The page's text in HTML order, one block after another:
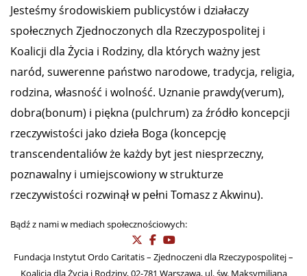
Jesteśmy środowiskiem publicystów i działaczy
społecznych Zjednoczonych dla Rzeczypospolitej i
Koalicji dla Życia i Rodziny, dla których ważny jest
naród, suwerenne państwo narodowe, tradycja, religia,
rodzina, własność i wolność. Uznanie prawdy(verum),
dobra(bonum) i piękna (pulchrum) za źródło koncepcji
rzeczywistości jako dzieła Boga (koncepcję
transcendentaliów że każdy byt jest niesprzeczny,
poznawalny i umiejscowiony w strukturze
rzeczywistości rozwinął w pełni Tomasz z Akwinu).
Bądź z nami w mediach społecznościowych:
Fundacja Instytut Ordo Caritatis – Zjednoczeni dla Rzeczypospolitej –
Koalicja dla Życia i Rodziny, 02-781 Warszawa, ul. św. Maksymiliana